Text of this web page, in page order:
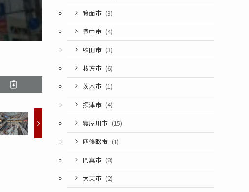
箕面市 (3)
豊中市 (4)
吹田市 (3)
枚方市 (6)
茨木市 (1)
摂津市 (4)
寝屋川市 (15)
四條畷市 (1)
門真市 (8)
大東市 (2)